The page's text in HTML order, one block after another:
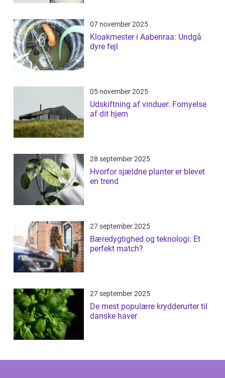
07 november 2025
Kloakmester i Aabenraa: Undgå
dyre fejl
05 november 2025
Udskiftning af vinduer: Fornyelse
af dit hjem
28 september 2025
Hvorfor sjældne planter er blevet
en trend
27 september 2025
Bæredygtighed og teknologi: Et
perfekt match?
27 september 2025
De mest populære krydderurter til
danske haver